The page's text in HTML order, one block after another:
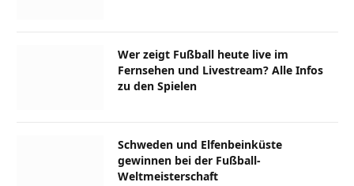
Wer zeigt Fußball heute live im
Fernsehen und Livestream? Alle Infos
zu den Spielen
Schweden und Elfenbeinküste
gewinnen bei der Fußball-
Weltmeisterschaft